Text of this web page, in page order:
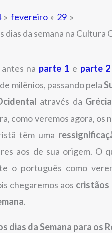
fevereiro
29
dias da semana na Cultura
na parte 1 e parte 2
milênios, passando pela
através da Grécia
como veremos agora, os
têm uma
aos de sua origem. O
o português como
chegaremos aos cristãos
.
dias da Semana para os